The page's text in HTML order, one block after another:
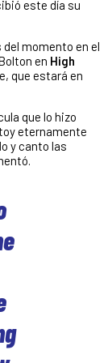
este día su
momento en el
en High
que estará en
que lo hizo
eternamente
y canto las